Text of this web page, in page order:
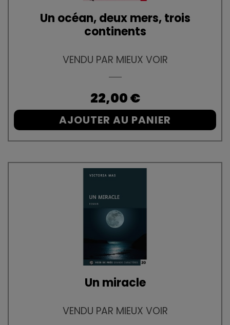
Un océan, deux mers, trois
continents
VENDU PAR MIEUX VOIR
Prix
22,00 €
AJOUTER AU PANIER
Un miracle
VENDU PAR MIEUX VOIR